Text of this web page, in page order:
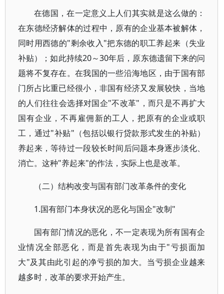
在德国，在一定意义上人们其实就是这么做的：
在东德经济解体的过程中，原有的企业基本被解体，
同时用西德的"剩余收入"把东德的职工养起来（失业
补贴）；如此持续20～30年后，原东德遗留下来的问
题将不复存在。在我国的一些沿海地区，由于国有部
门所占比重已经很小，非国有经济又发展较快，当地
的人们往往会选择对国企"不改革"，而只是不再扩大
国有企业，不再雇佣新的工人，把原有的企业或职
工，通过"补贴"（包括以银行贷款形式发生的补贴）
养起来，等待过一段较长时间后问题本身逐步淡化、
消亡。这种"养起来"的作法，实际上也是改革。
（二）结构改变与国有部门改革条件的变化
1.国有部门本身状况的恶化与国企"改制"
国有部门情况的恶化，不一定表现为所有国有企
业情况全部恶化，而是首先表现为由于"亏损面加
大"及其由此引起的净亏损的加大。当亏损企业越来
越多时，改革的要求开始产生。